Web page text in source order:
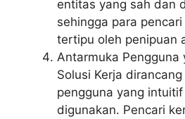
entitas yang sah dan
sehingga para
tertipu oleh penipuan
Antarmuka Pengguna
Solusi Kerja
pengguna yang
digunakan. Pencari